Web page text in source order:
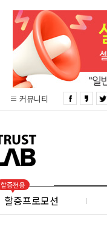
커뮤니티
할증전용
할증프로모션